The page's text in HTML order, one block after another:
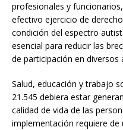
profesionales y
efectivo ejercicio de
condición del espectro
esencial para reducir las
de participación en
Salud, educación y trabajo
21.545 debiera estar
calidad de vida de las
implementación requiere